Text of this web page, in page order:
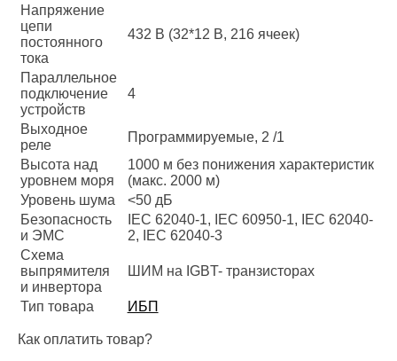
Напряжение
цепи
постоянного
тока
432 В (32*12 В, 216 ячеек)
Параллельное
подключение
устройств
4
Выходное
реле
Программируемые, 2 /1
Высота над
уровнем моря
1000 м без понижения характеристик
(макс. 2000 м)
Уровень шума
<50 дБ
Безопасность
и ЭМС
IEC 62040-1, IEC 60950-1, IEC 62040-
2, IEC 62040-3
Схема
выпрямителя
и инвертора
ШИМ на IGBT- транзисторах
Тип товара ИБП
Как оплатить товар?